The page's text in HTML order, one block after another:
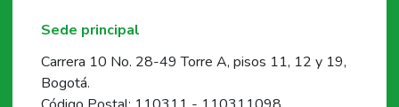
Sede principal
Carrera 10 No. 28-49 Torre A, pisos 11, 12 y 19,
Bogotá.